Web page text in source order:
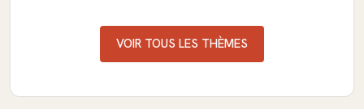
VOIR TOUS LES THÈMES